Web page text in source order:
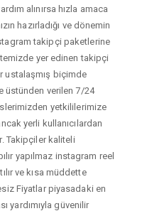
alınırsa hızla amaca
hazırladığı ve dönemin
takipçi paketlerine
yer edinen takipçi
ustalaşmış biçimde
üstünden verilen 7/24
yetkililerimize
yerli kullanıcılardan
Takipçiler kaliteli
yapılmaz instagram reel
ve kısa müddette
Fiyatlar piyasadaki en
yardımıyla güvenilir